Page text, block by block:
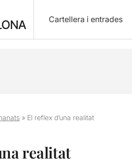
Cartellera i entrades
» El reflex d’una realitat
realitat